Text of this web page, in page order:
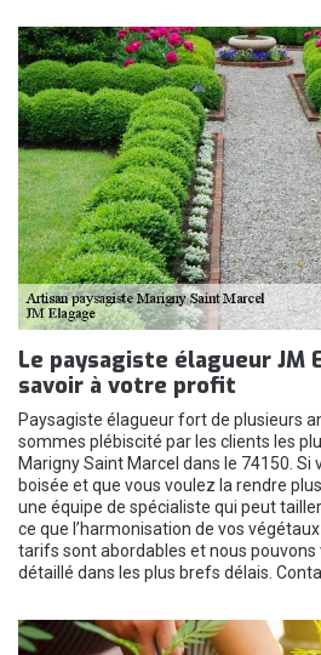
Le paysagiste élagueur JM
savoir à votre profit
Paysagiste élagueur fort de plusieurs
sommes plébiscité par les clients les
Marigny Saint Marcel dans le 74150. Si
boisée et que vous voulez la rendre
une équipe de spécialiste qui peut
ce que l’harmonisation de vos
tarifs sont abordables et nous pouvons
détaillé dans les plus brefs délais.